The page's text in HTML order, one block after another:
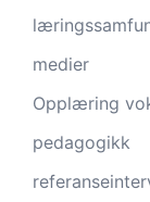
medier
Opplæring
pedagogikk